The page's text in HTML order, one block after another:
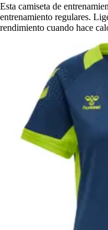
Esta camiseta de
entrenamiento regulares.
rendimiento cuando hace